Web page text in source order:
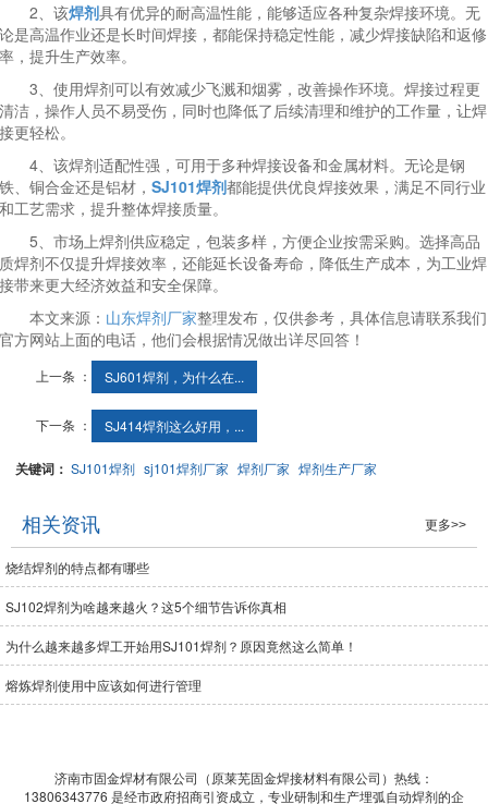
2、该焊剂具有优异的耐高温性能，能够适应各种复杂焊接环境。无
论是高温作业还是长时间焊接，都能保持稳定性能，减少焊接缺陷和返修
率，提升生产效率。
3、使用焊剂可以有效减少飞溅和烟雾，改善操作环境。焊接过程更
清洁，操作人员不易受伤，同时也降低了后续清理和维护的工作量，让焊
接更轻松。
4、该焊剂适配性强，可用于多种焊接设备和金属材料。无论是钢
铁、铜合金还是铝材，SJ101焊剂都能提供优良焊接效果，满足不同行业
和工艺需求，提升整体焊接质量。
5、市场上焊剂供应稳定，包装多样，方便企业按需采购。选择高品
质焊剂不仅提升焊接效率，还能延长设备寿命，降低生产成本，为工业焊
接带来更大经济效益和安全保障。
本文来源： 山东焊剂厂家整理发布，仅供参考，具体信息请联系我们
官方网站上面的电话，他们会根据情况做出详尽回答！
上一条 ： SJ601焊剂，为什么在...
下一条 ： SJ414焊剂这么好用，...
关键词：SJ101焊剂 sj101焊剂厂家 焊剂厂家 焊剂生产厂家
相关资讯 更多>>
烧结焊剂的特点都有哪些
SJ102焊剂为啥越来越火？这5个细节告诉你真相
为什么越来越多焊工开始用SJ101焊剂？原因竟然这么简单！
熔炼焊剂使用中应该如何进行管理
济南市固金焊材有限公司（原莱芜固金焊接材料有限公司）热线：
13806343776 是经市政府招商引资成立，专业研制和生产埋弧自动焊剂的企